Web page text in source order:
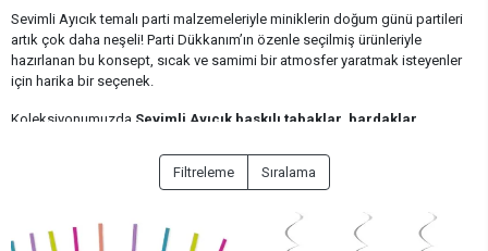
Sevimli Ayıcık temalı parti malzemeleriyle miniklerin doğum günü partileri
artık çok daha neşeli! Parti Dükkanım’ın özenle seçilmiş ürünleriyle
hazırlanan bu konsept, sıcak ve samimi bir atmosfer yaratmak isteyenler
için harika bir seçenek.
Koleksiyonumuzda Sevimli Ayıcık baskılı tabaklar bardaklar
Hepsi birbiriyle uyumlu ve kullan-at kolaylığı sunan malzemelerle özel
olarak hazırlandı. Parti hazırlıklarınızı hızlıca tamamlayabilir, tüm
Sevimli Ayıcık konsepti, özellikle ilk yaş günü kutlamaları ve bebek temalı
Filtreleme Sıralama